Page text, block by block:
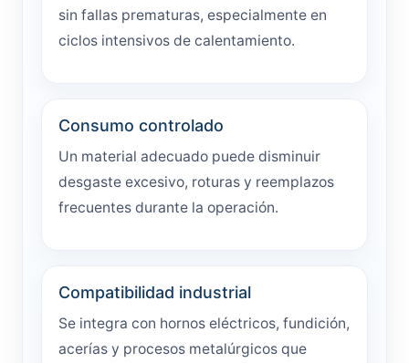
sin fallas prematuras, especialmente en
ciclos intensivos de calentamiento.
Consumo controlado
Un material adecuado puede disminuir
desgaste excesivo, roturas y reemplazos
frecuentes durante la operación.
Compatibilidad industrial
Se integra con hornos eléctricos, fundición,
acerías y procesos metalúrgicos que